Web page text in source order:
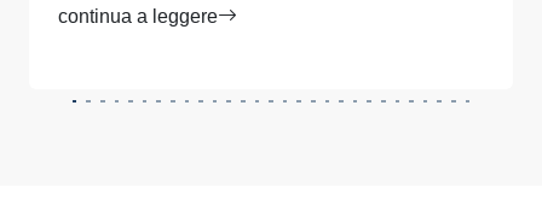
continua a leggere